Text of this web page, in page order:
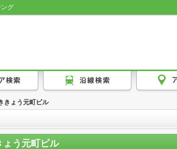
グ
きょう元町ビル
ょう元町ビル